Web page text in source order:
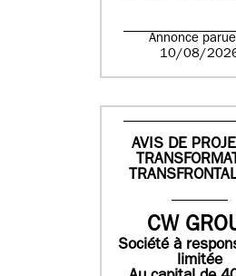
Annonce
10/08/
AVIS DE
CW
Société à
limitée